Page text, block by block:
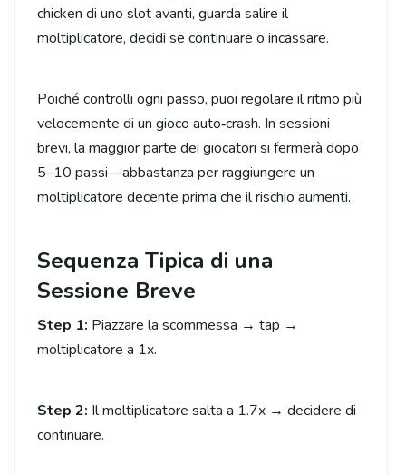
chicken di uno slot avanti, guarda salire il
moltiplicatore, decidi se continuare o incassare.
Poiché controlli ogni passo, puoi regolare il ritmo più
velocemente di un gioco auto‑crash. In sessioni
brevi, la maggior parte dei giocatori si fermerà dopo
5–10 passi—abbastanza per raggiungere un
moltiplicatore decente prima che il rischio aumenti.
Sequenza Tipica di una
Sessione Breve
Step 1: Piazzare la scommessa → tap →
moltiplicatore a 1x.
Step 2: Il moltiplicatore salta a 1.7x → decidere di
continuare.